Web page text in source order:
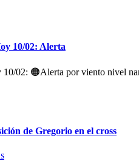
10/02: Alerta
02: 🟠Alerta por viento nivel
de Gregorio en el cross